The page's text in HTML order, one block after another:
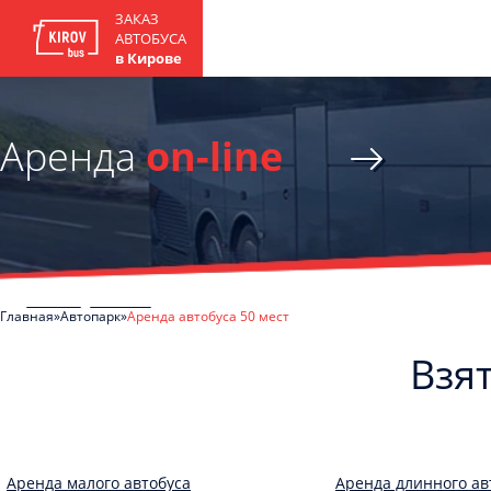
ЗАКАЗ
АВТОБУСА
в Кирове
Арендаon-line
Главная Автопарк Аренда автобуса 50 мест
Аренда малого автобуса Аренда длинного